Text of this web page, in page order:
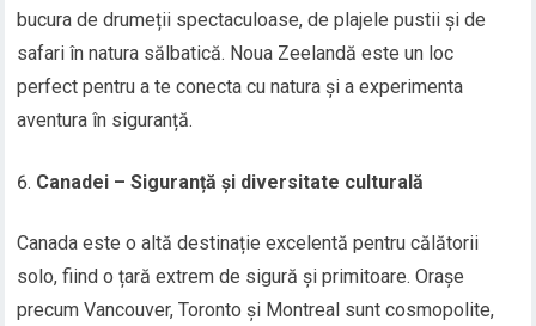
bucura de drumeții spectaculoase, de plajele pustii și de
safari în natura sălbatică. Noua Zeelandă este un loc
perfect pentru a te conecta cu natura și a experimenta
aventura în siguranță.
Canadei – Siguranță și diversitate culturală
Canada este o altă destinație excelentă pentru călătorii
solo, fiind o țară extrem de sigură și primitoare. Orașe
precum Vancouver, Toronto și Montreal sunt cosmopolite,